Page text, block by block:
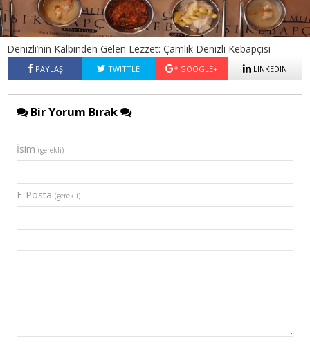
Denizli’nin Kalbinden Gelen Lezzet: Çamlık Denizli Kebapçısı
PAYLAŞ TWITTLE GOOGLE+ LINKEDIN
Bir Yorum Bırak
İsim (gerekli)
E-Posta (gerekli)